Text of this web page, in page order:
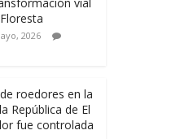
2026
roedores en la
República de El
fue controlada